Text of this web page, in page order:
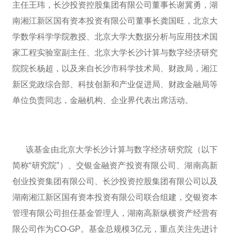
主任王玮，长沙投资控股集团有限公司董事长谢冀勇，湖
南湘江新区国有资本投资有限公司董事长龚国旺，北京大
学数学科学学院教授、北京大学大数据分析与应用技术国
家工程实验室副主任、北京大学长沙计算与数字经济研究
院院长杨超，以及来自长沙市科学技术局、财政局，湘江
新区党政综合部、科技创新和产业促进局、财政金融局等
单位负责同志，金融机构、企业界代表出席活动。
该基金由北京大学长沙计算与数字经济研究院（以下
简称“研究院”）、交银金融资产投资有限公司、湖南高新
创业投资集团有限公司、长沙投资控股集团有限公司以及
湖南湘江新区国有资本投资有限公司联合组建，交银资本
管理有限公司担任基金管理人，湖南高新纵横资产经营有
限公司作为CO-GP。基金总规模3亿元，重点关注先进计